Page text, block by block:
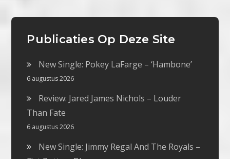
Publicaties Op Deze Site
New Single: Pokey LaFarge – ‘Hambone’
6 augustus 2026
Review: Jared James Nichols – Louder
Than Fate
6 augustus 2026
New Single: Jimmy Regal And The Royals –